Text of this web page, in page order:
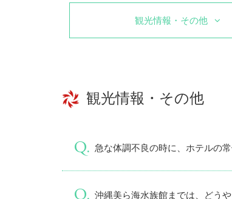
観光情報・その他
観光情報・その他
急な体調不良の時に、ホテルの
沖縄美ら海水族館までは、どう